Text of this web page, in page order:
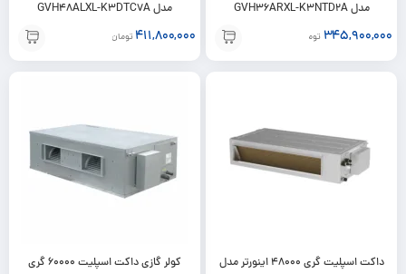
مدل GVH36ARXL-K3NTD2A
345,900,000 تومان
مدل GVH48ALXL-K3DTC7A
411,800,000 تومان
داکت اسپلیت گری 48000 اینورتر مدل
کولر گازی داکت اسپلیت 60000 گری